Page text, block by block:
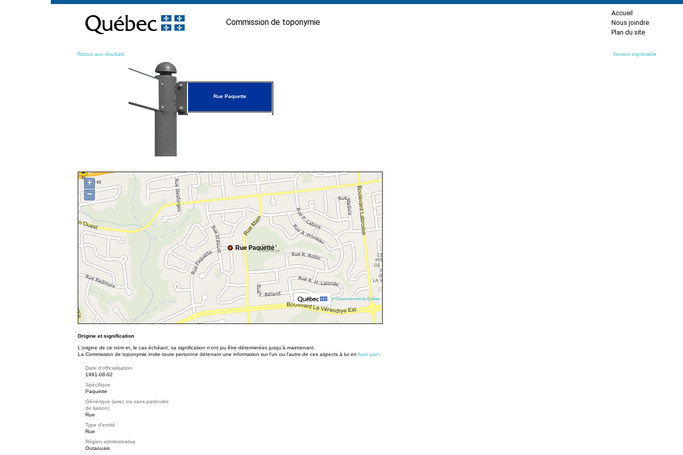
contenu
Commission de toponymie
Accueil
Nous joindre
Plan du site
Retour aux résultats Version imprimable
Rue Paquette
Rue Paquette
+
−
© Gouvernement du Québec
Origine et signification
L'origine de ce nom et, le cas échéant, sa signification n’ont pu être déterminées jusqu’à maintenant.
La Commission de toponymie invite toute personne détenant une information sur l'un ou l'autre de ces aspects à lui en faire part
Date d'officialisation
1991-08-02
Spécifique
Paquette
Générique (avec ou sans particules
de liaison)
Rue
Type d'entité
Rue
Région administrative
Outaouais